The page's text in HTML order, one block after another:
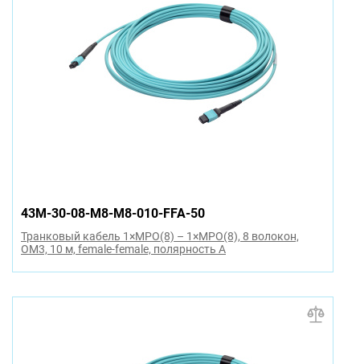
43M-30-08-M8-M8-010-FFA-50
Транковый кабель 1×MPO(8) – 1×MPO(8), 8 волокон,
OM3, 10 м, female-female, полярность A